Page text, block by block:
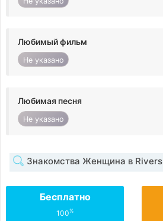
Любимый фильм
Не указано
Любимая песня
Не указано
Знакомства Женщина в Rivers
Бесплатно
100%